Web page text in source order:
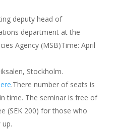
deputy head of
department at the
Agency (MSB)Time: April
Stockholm.
.There number of seats is
time. The seminar is free of
(SEK 200) for those who
up.